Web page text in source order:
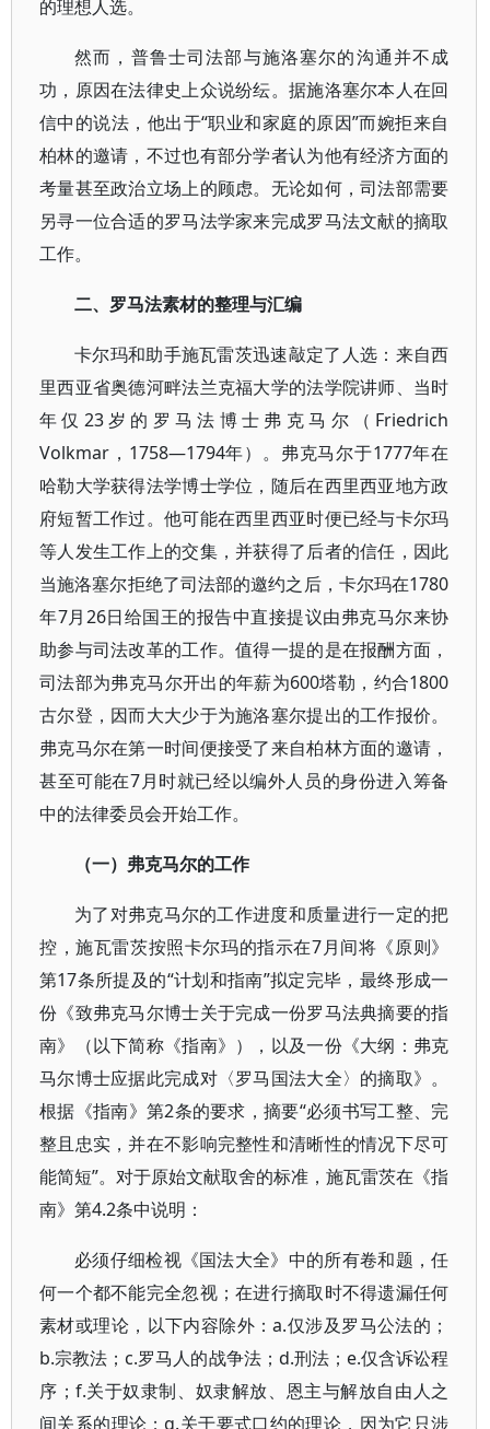
的理想人选。
然而，普鲁士司法部与施洛塞尔的沟通并不成
功，原因在法律史上众说纷纭。据施洛塞尔本人在回
信中的说法，他出于“职业和家庭的原因”而婉拒来自
柏林的邀请，不过也有部分学者认为他有经济方面的
考量甚至政治立场上的顾虑。无论如何，司法部需要
另寻一位合适的罗马法学家来完成罗马法文献的摘取
工作。
二、罗马法素材的整理与汇编
卡尔玛和助手施瓦雷茨迅速敲定了人选：来自西
里西亚省奥德河畔法兰克福大学的法学院讲师、当时
年仅23岁的罗马法博士弗克马尔（Friedrich
Volkmar，1758—1794年）。弗克马尔于1777年在
哈勒大学获得法学博士学位，随后在西里西亚地方政
府短暂工作过。他可能在西里西亚时便已经与卡尔玛
等人发生工作上的交集，并获得了后者的信任，因此
当施洛塞尔拒绝了司法部的邀约之后，卡尔玛在1780
年7月26日给国王的报告中直接提议由弗克马尔来协
助参与司法改革的工作。值得一提的是在报酬方面，
司法部为弗克马尔开出的年薪为600塔勒，约合1800
古尔登，因而大大少于为施洛塞尔提出的工作报价。
弗克马尔在第一时间便接受了来自柏林方面的邀请，
甚至可能在7月时就已经以编外人员的身份进入筹备
中的法律委员会开始工作。
（一）弗克马尔的工作
为了对弗克马尔的工作进度和质量进行一定的把
控，施瓦雷茨按照卡尔玛的指示在7月间将《原则》
第17条所提及的“计划和指南”拟定完毕，最终形成一
份《致弗克马尔博士关于完成一份罗马法典摘要的指
南》（以下简称《指南》），以及一份《大纲：弗克
马尔博士应据此完成对〈罗马国法大全〉的摘取》。
根据《指南》第2条的要求，摘要“必须书写工整、完
整且忠实，并在不影响完整性和清晰性的情况下尽可
能简短”。对于原始文献取舍的标准，施瓦雷茨在《指
南》第4.2条中说明：
必须仔细检视《国法大全》中的所有卷和题，任
何一个都不能完全忽视；在进行摘取时不得遗漏任何
素材或理论，以下内容除外：a.仅涉及罗马公法的；
b.宗教法；c.罗马人的战争法；d.刑法；e.仅含诉讼程
序；f.关于奴隶制、奴隶解放、恩主与解放自由人之
间关系的理论；g.关于要式口约的理论，因为它只涉